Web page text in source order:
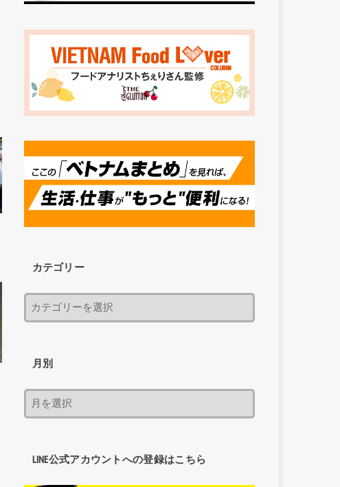
カテゴリー
月別
LINE公式アカウントへの登録はこちら